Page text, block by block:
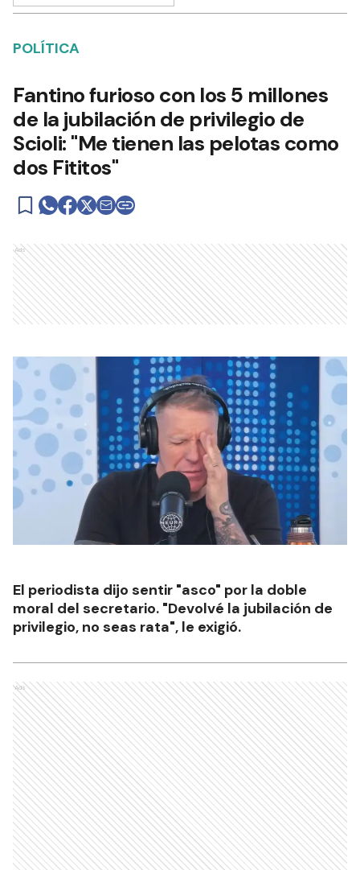
POLÍTICA
Fantino furioso con los 5 millones
de la jubilación de privilegio de
Scioli: "Me tienen las pelotas como
dos Fititos"
Ads
El periodista dijo sentir "asco" por la doble
moral del secretario. "Devolvé la jubilación de
privilegio, no seas rata", le exigió.
Ads